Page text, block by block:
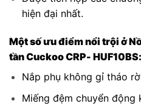
hiện đại nhất.
Một số ưu điểm nổi trội ở
tần Cuckoo CRP- HUF10BS:
Nắp phụ không gỉ tháo
Miếng đệm chuyển động